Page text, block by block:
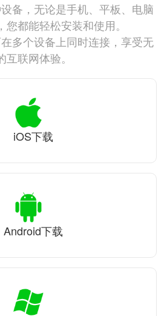
备，无论是手机、平板、电脑
都能轻松安装和使用。
多个设备上同时连接，享受无
互联网体验。
iOS下载
Android下载